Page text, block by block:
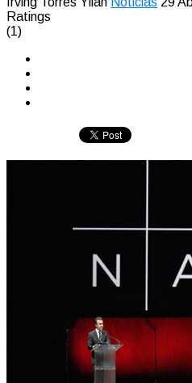
Ratings
(1)